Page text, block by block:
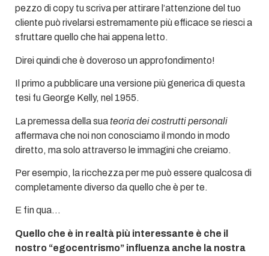
pezzo di copy tu scriva per attirare l’attenzione del tuo
cliente può rivelarsi estremamente più efficace se riesci a
sfruttare quello che hai appena letto.
Direi quindi che è doveroso un approfondimento!
Il primo a pubblicare una versione più generica di questa
tesi fu George Kelly, nel 1955.
La premessa dellasua teoria dei costrutti personali
affermava che noi non conosciamo il mondo in modo
diretto, ma solo attraverso le immagini che creiamo.
Per esempio, la ricchezza per me può essere qualcosa di
completamente diverso da quello che è per te.
E fin qua…
Quello che è in realtà più interessante è che il
nostro “egocentrismo” influenza anche la nostra